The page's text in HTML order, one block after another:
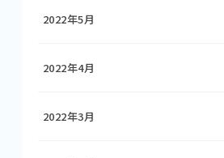
2022年5月
2022年4月
2022年3月